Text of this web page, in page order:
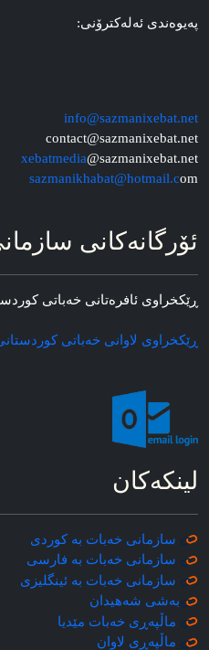
په‌یوه‌ندی ئه‌له‌کترۆنی:
info@sazmanixebat.net
contact@sazmanixebat.net
xebatmedia@sazmanixebat.net
sazmanikhabat@hotmail.com
ئۆرگانه‌کانی
ڕێکخراوی ئافره‌تانی خه‌باتی
ڕێکخراوی لاوانی خه‌باتی
لینکه‌کان
سازمانی خه‌بات به کوردی
سازمانی خه‌بات به فارسی
سازمانی خه‌بات به ئینگلیزی
به‌شی شه‌هیدان
ماڵپه‌ڕی خه‌بات مێدیا
ماڵپه‌ڕی لاوان